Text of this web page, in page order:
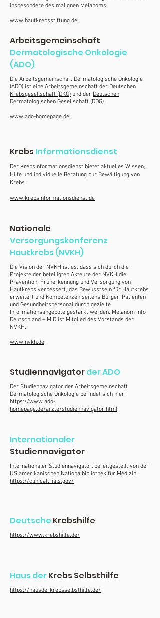
insbesondere des malignen Melanoms.
www.hautkrebsstiftung.de
Arbeitsgemeinschaft
Dermatologische Onkologie
(ADO)
Die Arbeitsgemeinschaft Dermatologische Onkologie
(ADO) ist eine Arbeitsgemeinschaft der Deutschen
Krebsgesellschaft (DKG) und der Deutschen
Dermatologischen Gesellschaft (DDG).
www.ado-homepage.de
KrebsInformationsdienst
Der Krebsinformationsdienst bietet aktuelles Wissen,
Hilfe und individuelle Beratung zur Bewältigung von
Krebs.
www.krebsinformationsdienst.de
Nationale
Versorgungskonferenz
Hautkrebs (NVKH)
Die Vision der NVKH ist es, dass sich durch die
Projekte der beteiligten Akteure der NVKH die
Prävention, Früherkennung und Versorgung von
Hautkrebs verbessert, das Bewusstsein für Hautkrebs
erweitert und Kompetenzen seitens Bürger, Patienten
und Gesundheitspersonal durch gezielte
Informationsangebote gestärkt werden. Melanom Info
Deutschland – MID ist Mitglied des Vorstands der
NVKH.
www.nvkh.de
Studiennavigatorder ADO
Der Studiennavigator der Arbeitsgemeinschaft
Dermatologische Onkologie befindet sich hier:
https://www.ado-
homepage.de/arzte/studiennavigator.html
Internationaler
Studiennavigator
Internationaler Studiennavigator, bereitgestellt von der
US amerikanischen Nationalbibliothek für Medizin
https://clinicaltrials.gov/
Deutsche Krebshilfe
https://www.krebshilfe.de/
Haus derKrebs Selbsthilfe
https://hausderkrebsselbsthilfe.de/